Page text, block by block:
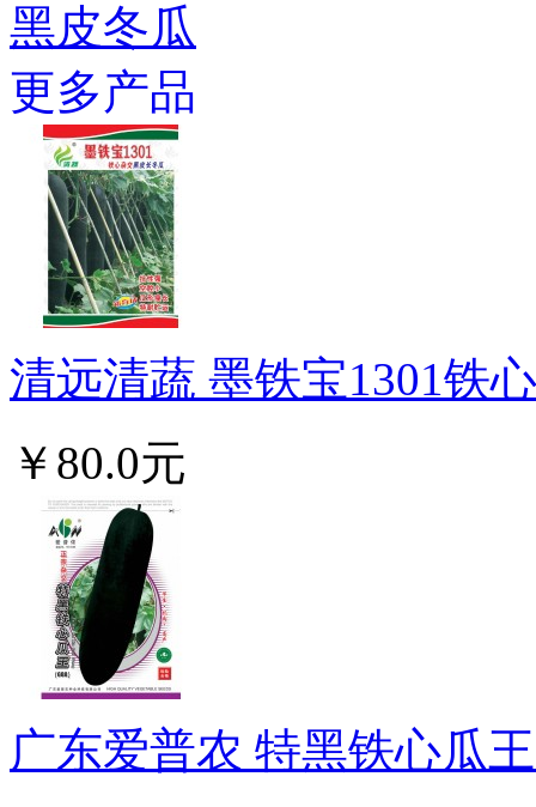
黑皮冬瓜
更多产品
清远清蔬 墨铁宝1301铁
￥80.0元
广东爱普农 特黑铁心瓜